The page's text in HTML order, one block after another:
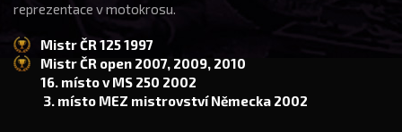
reprezentace v motokrosu.
Mistr ČR 125 1997
Mistr ČR open 2007, 2009, 2010
16. místo v MS 250 2002
3. místo MEZ mistrovství Německa 2002